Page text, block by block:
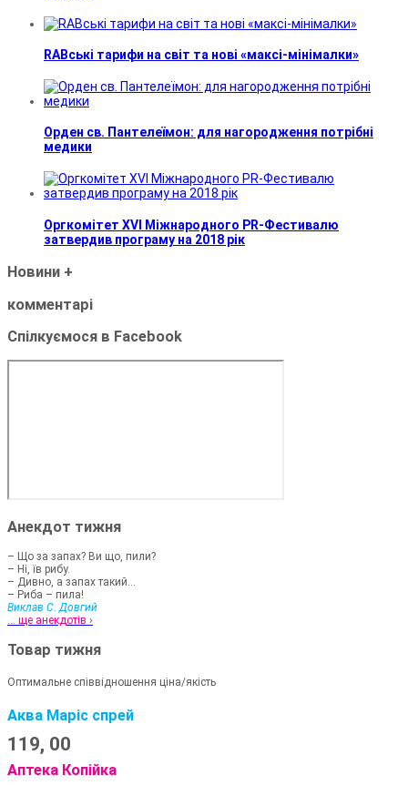
RABські тарифи на світ та нові «максі-мінімалки»
Орден св. Пантелеїмон: для нагородження потрібні
медики
Оргкомітет XVI Міжнародного PR-Фестивалю
затвердив програму на 2018 рік
Новини +
комментарі
Спілкуємося в Facebook
Анекдот тижня
– Що за запах? Ви що, пили?
– Ні, їв рибу.
– Дивно, а запах такий...
– Риба – пила!
Виклав С. Довгий
... ще анекдотів ›
Товар тижня
Оптимальне співвідношення ціна/якість
Аква Маріс спрей
119, 00
Аптека Копійка